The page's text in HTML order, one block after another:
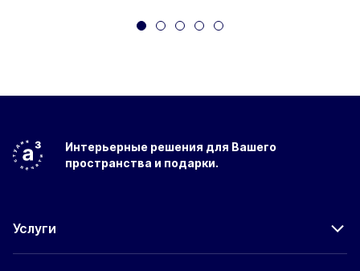
Интерьерные решения для Вашего
пространства и подарки.
Услуги